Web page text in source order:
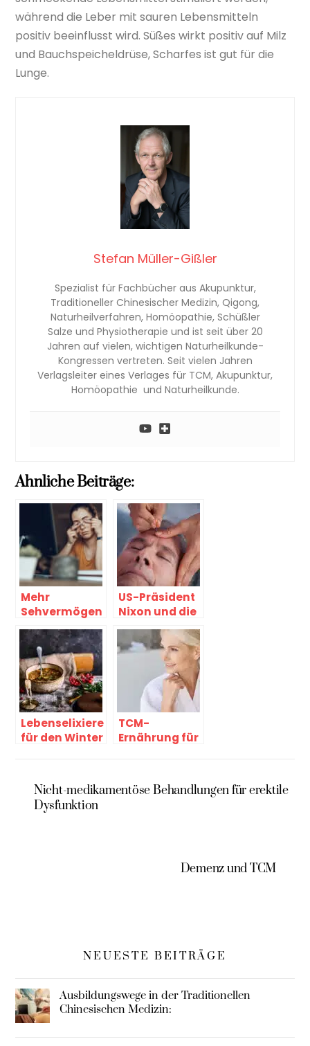
während die Leber mit sauren Lebensmitteln
positiv beeinflusst wird. Süßes wirkt positiv auf Milz
und Bauchspeicheldrüse, Scharfes ist gut für die
Lunge.
Stefan Müller-Gißler
Spezialist für Fachbücher aus Akupunktur,
Traditioneller Chinesischer Medizin, Qigong,
Naturheilverfahren, Homöopathie, Schüßler
Salze und Physiotherapie und ist seit über 20
Jahren auf vielen, wichtigen Naturheilkunde-
Kongressen vertreten. Seit vielen Jahren
Verlagsleiter eines Verlages für TCM, Akupunktur,
Homöopathie und Naturheilkunde.
Ahnliche Beiträge:
Mehr
Sehvermögen
durch TCM
US-Präsident
Nixon und die
Geburt der
Akupunktur
im Westen
Lebenselixiere
für den Winter
Ernährung in
der TCM
TCM-
Ernährung für
von Dr.
Antonie Danz
Nicht-medikamentöse Behandlungen für erektile
Dysfunktion
Demenz und TCM
NEUESTE BEITRÄGE
Ausbildungswege in der Traditionellen
Chinesischen Medizin: